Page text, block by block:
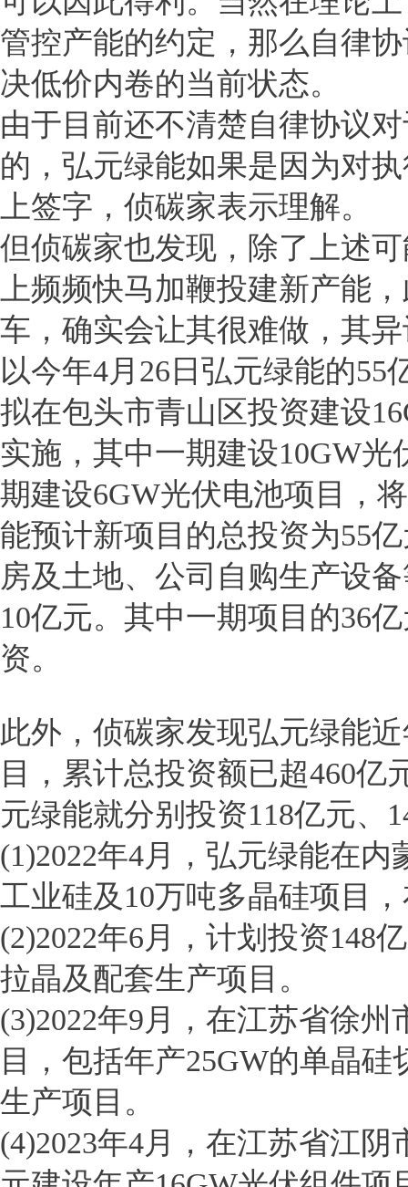
管控产能的约定，那么自律
决低价内卷的当前状态。
由于目前还不清楚自律协议
的，弘元绿能如果是因为对
上签字，侦碳家表示理解。
但侦碳家也发现，除了上述
上频频快马加鞭投建新产能
车，确实会让其很难做，其
以今年4月26日弘元绿能的
拟在包头市青山区投资建设
实施，其中一期建设10GW
期建设6GW光伏电池项目，
能预计新项目的总投资为55
房及土地、公司自购生产设
10亿元。其中一期项目的36
资。
此外，侦碳家发现弘元绿能
目，累计总投资额已超460亿
元绿能就分别投资118亿元、
(1)2022年4月，弘元绿能在
工业硅及10万吨多晶硅项目
(2)2022年6月，计划投资148
拉晶及配套生产项目。
(3)2022年9月，在江苏省徐
目，包括年产25GW的单晶
生产项目。
(4)2023年4月，在江苏省江